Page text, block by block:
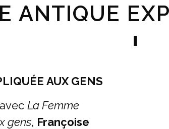
ANTIQUE
AUX GENS
La Femme
gens, Françoise